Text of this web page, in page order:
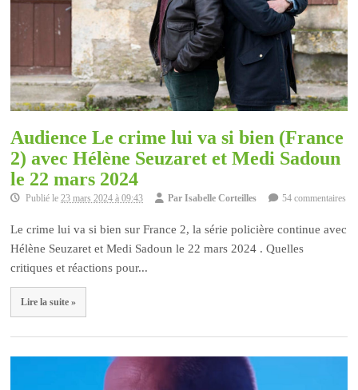
Audience Le crime lui va si bien (France
2) avec Hélène Seuzaret et Medi Sadoun
le 22 mars 2024
Publié le23 mars 2024 à 09:43 ParIsabelle Corteilles 54 commentaires
Le crime lui va si bien sur France 2, la série policière continue avec
Hélène Seuzaret et Medi Sadoun le 22 mars 2024 . Quelles
critiques et réactions pour...
Lire la suite »